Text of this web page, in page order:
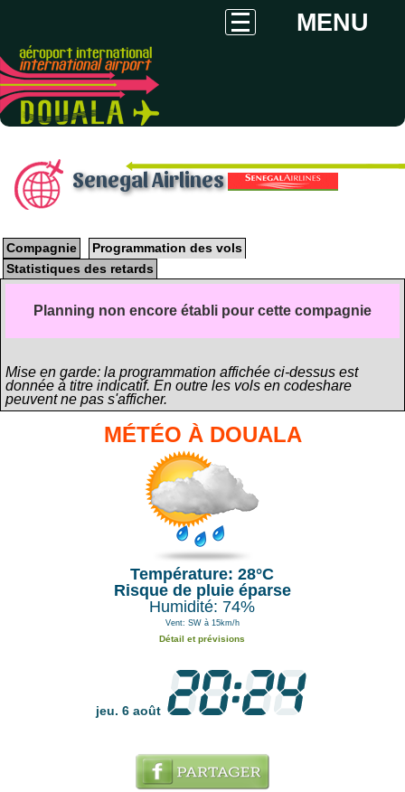
MENU
Senegal Airlines
Compagnie
Programmation des vols
Statistiques des retards
Planning non encore établi pour cette compagnie
Mise en garde: la programmation affichée ci-dessus est
donnée à titre indicatif. En outre les vols en codeshare
peuvent ne pas s'afficher.
MÉTÉO À DOUALA
Température: 28°C
Risque de pluie éparse
Humidité: 74%
Vent: SW à 15km/h
Détail et prévisions
jeu. 6 août